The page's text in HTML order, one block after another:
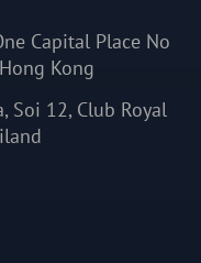
Capital Place No
Kong
Soi 12, Club Royal